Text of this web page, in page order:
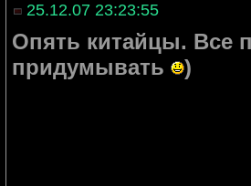
25.12.07 23:23:55
Опять китайцы. Все
придумывать
)